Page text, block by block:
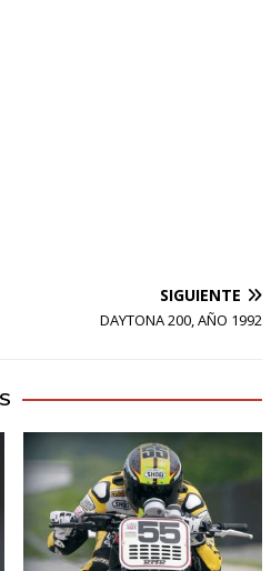
SIGUIENTE
DAYTONA 200, AÑO 1992